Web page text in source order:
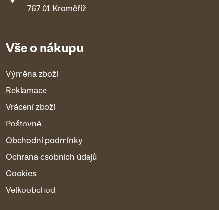
767 01 Kroměříž
Vše o nákupu
Výměna zboží
Reklamace
Vrácení zboží
Poštovné
Obchodní podmínky
Ochrana osobních údajů
Cookies
Velkoobchod